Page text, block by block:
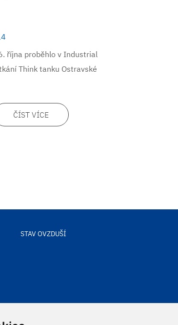
října proběhlo v Industrial
Think tanku Ostravské
ČÍST VÍCE
STAV OVZDUŠÍ